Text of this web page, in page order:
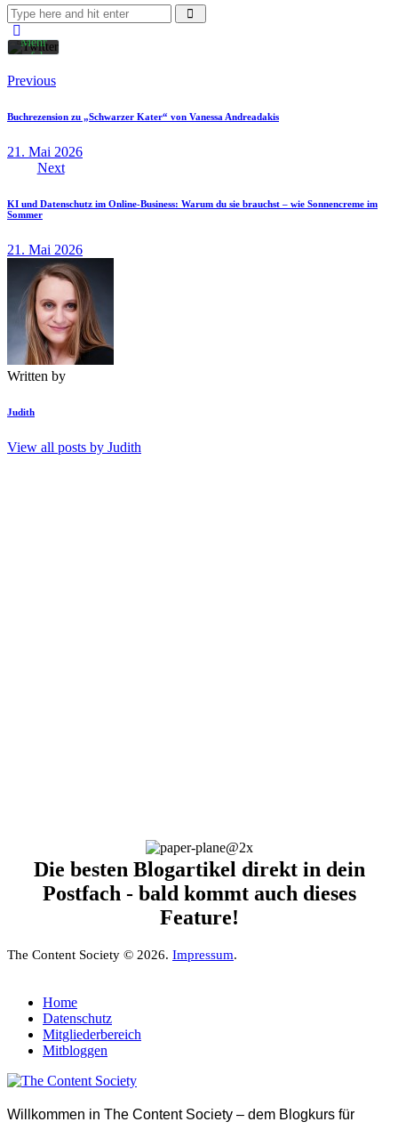
von
Mehr
erfahren
Inhalt
Twitter
Tweets
Beitragsnavigation
Previous
Buchrezension zu „Schwarzer Kater“ von Vanessa Andreadakis
21. Mai 2026
Next
KI und Datenschutz im Online-Business: Warum du sie brauchst – wie Sonnencreme im
Sommer
21. Mai 2026
Written by
Judith
View all posts by Judith
Die besten Blogartikel direkt in dein
Postfach - bald kommt auch dieses
Feature!
The Content Society © 2026. Impressum.
Home
Datenschutz
Mitgliederbereich
Mitbloggen
Willkommen in The Content Society – dem Blogkurs für